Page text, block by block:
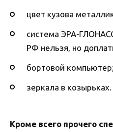
цвет кузова
система ЭРА-
РФ нельзя, но
бортовой компьютер;
зеркала в козырьках.
Кроме всего прочего